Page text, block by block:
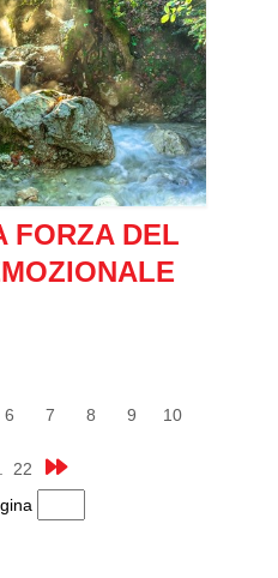
FORZA DEL
6 7 8 9 10
22